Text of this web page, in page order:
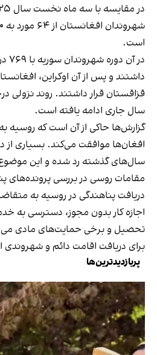
است.
داشتند و پس از آن اوکراین،
قزاقستان قرار داشتند. روند نزولی
سال جاری ادامه یافته است.
گزارش‌ها حاکی از آن است که روسیه
افغان‌ها موافقت می‌کند. بسیاری
سال‌های گذشته رد شده و این
مقامات روسی در بررسی پرونده‌های
دریافت پناهندگی در روسیه به
اجازه کار بدون مجوز، دسترسی به
تحصیل و برخی حمایت‌های مادی
برای دریافت اقامت دائم و شهروندی
پربازدیدترین‌ها